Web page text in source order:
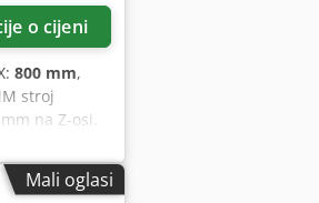
o cijeni
800 mm,
stroj
na Z-osi.
SCAN, što
razmislite
WM Quartis
Mali oglasi